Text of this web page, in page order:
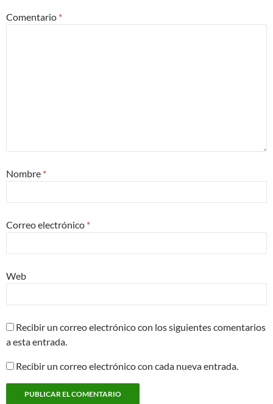
Comentario *
Nombre *
Correo electrónico *
Web
Recibir un correo electrónico con los siguientes comentarios
a esta entrada.
Recibir un correo electrónico con cada nueva entrada.